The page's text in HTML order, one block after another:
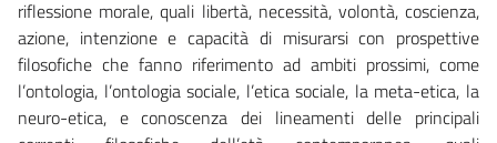
riflessione morale, quali libertà, necessità, volontà, coscienza,
azione, intenzione e capacità di misurarsi con prospettive
filosofiche che fanno riferimento ad ambiti prossimi, come
l’ontologia, l’ontologia sociale, l’etica sociale, la meta-etica, la
neuro-etica, e conoscenza dei lineamenti delle principali